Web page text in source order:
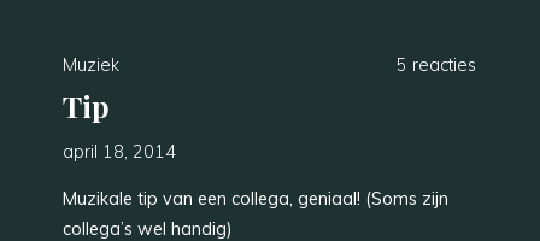
Muziek 5 reacties
Tip
april 18, 2014
Muzikale tip van een collega, geniaal! (Soms zijn
collega’s wel handig)